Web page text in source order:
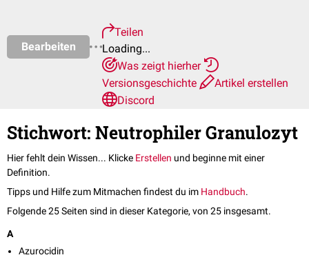
Bearbeiten
Teilen
Loading...
Was zeigt hierher
Versionsgeschichte
Artikel erstellen
Discord
Stichwort: Neutrophiler Granulozyt
Hier fehlt dein Wissen... Klicke Erstellen und beginne mit einer
Definition.
Tipps und Hilfe zum Mitmachen findest du im Handbuch.
Folgende 25 Seiten sind in dieser Kategorie, von 25 insgesamt.
A
Azurocidin